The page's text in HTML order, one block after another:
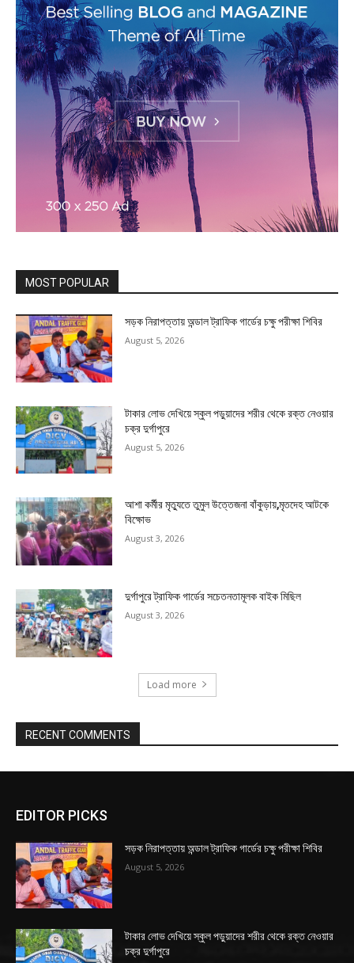
MOST POPULAR
সড়ক নিরাপত্তায় অন্ডাল ট্রাফিক গার্ডের চক্ষু পরীক্ষা শিবির
August 5, 2026
টাকার লোভ দেখিয়ে স্কুল পড়ুয়াদের শরীর থেকে রক্ত নেওয়ার
চক্র দুর্গাপুরে
August 5, 2026
আশা কর্মীর মৃত্যুতে তুমুল উত্তেজনা বাঁকুড়ায়,মৃতদেহ আটকে
বিক্ষোভ
August 3, 2026
দুর্গাপুরে ট্রাফিক গার্ডের সচেতনতামূলক বাইক মিছিল
August 3, 2026
Load more
RECENT COMMENTS
EDITOR PICKS
সড়ক নিরাপত্তায় অন্ডাল ট্রাফিক গার্ডের চক্ষু পরীক্ষা শিবির
August 5, 2026
টাকার লোভ দেখিয়ে স্কুল পড়ুয়াদের শরীর থেকে রক্ত নেওয়ার
চক্র দুর্গাপুরে